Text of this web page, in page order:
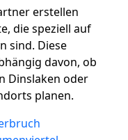
erstellen
die speziell auf
sind. Diese
davon, ob
Dinslaken oder
planen.